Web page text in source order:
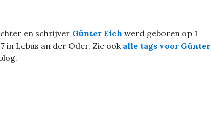
en schrijver Günter Eich werd geboren op 1
in Lebus an der Oder. Zie ook alle tags voor Günter